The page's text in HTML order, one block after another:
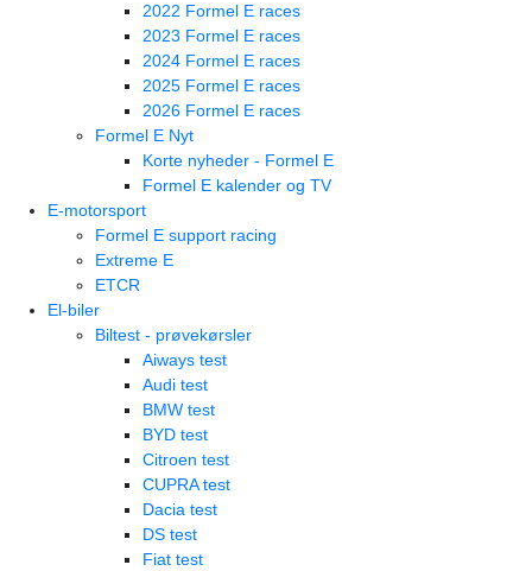
2022 Formel E races
2023 Formel E races
2024 Formel E races
2025 Formel E races
2026 Formel E races
Formel E Nyt
Korte nyheder - Formel E
Formel E kalender og TV
E-motorsport
Formel E support racing
Extreme E
ETCR
El-biler
Biltest - prøvekørsler
Aiways test
Audi test
BMW test
BYD test
Citroen test
CUPRA test
Dacia test
DS test
Fiat test